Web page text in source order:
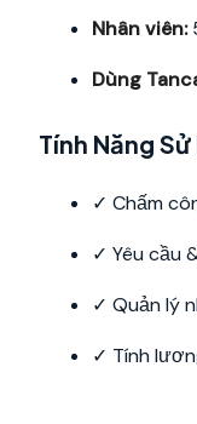
Nhân viên:
Dùng
Tính Năng Sử
✓ Chấm
✓ Yêu cầu
✓ Quản lý
✓ Tính